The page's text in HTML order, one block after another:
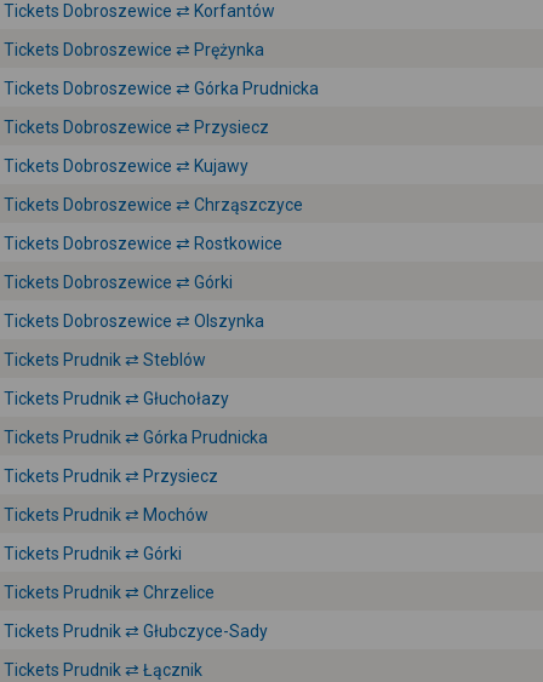
Tickets Dobroszewice ⇄ Korfantów
Tickets Dobroszewice ⇄ Prężynka
Tickets Dobroszewice ⇄ Górka Prudnicka
Tickets Dobroszewice ⇄ Przysiecz
Tickets Dobroszewice ⇄ Kujawy
Tickets Dobroszewice ⇄ Chrząszczyce
Tickets Dobroszewice ⇄ Rostkowice
Tickets Dobroszewice ⇄ Górki
Tickets Dobroszewice ⇄ Olszynka
Tickets Prudnik ⇄ Steblów
Tickets Prudnik ⇄ Głuchołazy
Tickets Prudnik ⇄ Górka Prudnicka
Tickets Prudnik ⇄ Przysiecz
Tickets Prudnik ⇄ Mochów
Tickets Prudnik ⇄ Górki
Tickets Prudnik ⇄ Chrzelice
Tickets Prudnik ⇄ Głubczyce-Sady
Tickets Prudnik ⇄ Łącznik